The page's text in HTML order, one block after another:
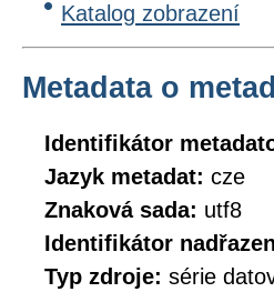
Katalog zobrazení
Metadata o
Identifikátor
Jazyk metadat: cze
Znaková sada: utf8
Identifikátor
Typ zdroje: série